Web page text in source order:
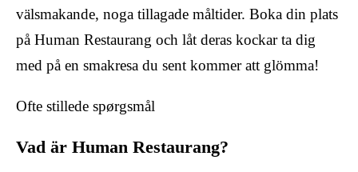
välsmakande, noga tillagade måltider. Boka din plats
på Human Restaurang och låt deras kockar ta dig
med på en smakresa du sent kommer att glömma!
Ofte stillede spørgsmål
Vad är Human Restaurang?